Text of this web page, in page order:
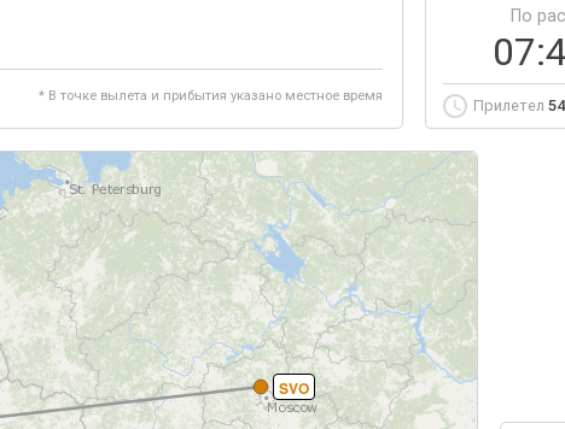
* В точке вылета и прибытия указано местное время
По
Прилетел
SVO